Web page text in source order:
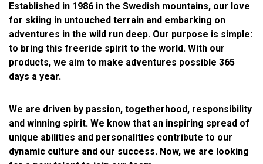
Established in 1986 in the Swedish mountains, our love
for skiing in untouched terrain and embarking on
adventures in the wild run deep. Our purpose is simple:
to bring this freeride spirit to the world. With our
products, we aim to make adventures possible 365
days a year.
We are driven by passion, togetherhood, responsibility
and winning spirit. We know that an inspiring spread of
unique abilities and personalities contribute to our
dynamic culture and our success. Now, we are looking